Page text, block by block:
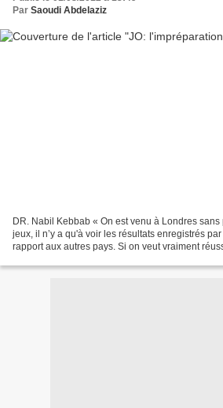
Par Saoudi Abdelaziz
DR. Nabil Kebbab « On est venu à Londres
jeux, il n’y a qu'à voir les résultats enregistrés
rapport aux autres pays. Si on veut vraiment